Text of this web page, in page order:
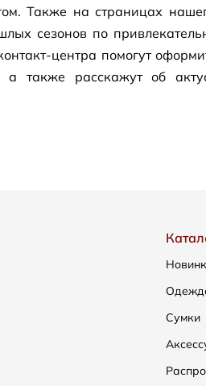
Также на страницах
сезонов по
центра помогут
также расскажут об
Сумки